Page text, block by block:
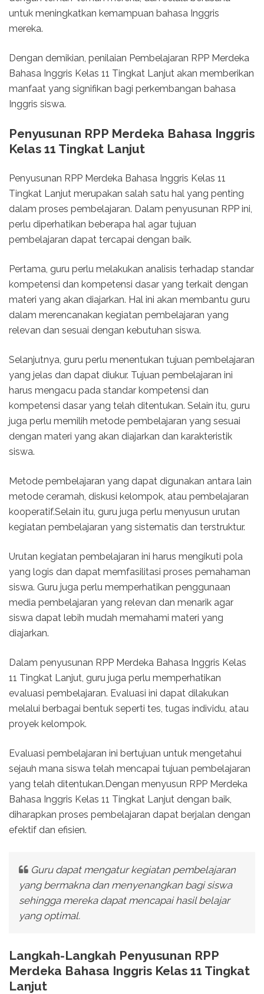
untuk meningkatkan kemampuan bahasa Inggris
mereka.
Dengan demikian, penilaian Pembelajaran RPP Merdeka
Bahasa Inggris Kelas 11 Tingkat Lanjut akan memberikan
manfaat yang signifikan bagi perkembangan bahasa
Inggris siswa.
Penyusunan RPP Merdeka Bahasa Inggris
Kelas 11 Tingkat Lanjut
Penyusunan RPP Merdeka Bahasa Inggris Kelas 11
Tingkat Lanjut merupakan salah satu hal yang penting
dalam proses pembelajaran. Dalam penyusunan RPP ini,
perlu diperhatikan beberapa hal agar tujuan
pembelajaran dapat tercapai dengan baik.
Pertama, guru perlu melakukan analisis terhadap standar
kompetensi dan kompetensi dasar yang terkait dengan
materi yang akan diajarkan. Hal ini akan membantu guru
dalam merencanakan kegiatan pembelajaran yang
relevan dan sesuai dengan kebutuhan siswa.
Selanjutnya, guru perlu menentukan tujuan pembelajaran
yang jelas dan dapat diukur. Tujuan pembelajaran ini
harus mengacu pada standar kompetensi dan
kompetensi dasar yang telah ditentukan. Selain itu, guru
juga perlu memilih metode pembelajaran yang sesuai
dengan materi yang akan diajarkan dan karakteristik
siswa.
Metode pembelajaran yang dapat digunakan antara lain
metode ceramah, diskusi kelompok, atau pembelajaran
kooperatif.Selain itu, guru juga perlu menyusun urutan
kegiatan pembelajaran yang sistematis dan terstruktur.
Urutan kegiatan pembelajaran ini harus mengikuti pola
yang logis dan dapat memfasilitasi proses pemahaman
siswa. Guru juga perlu memperhatikan penggunaan
media pembelajaran yang relevan dan menarik agar
siswa dapat lebih mudah memahami materi yang
diajarkan.
Dalam penyusunan RPP Merdeka Bahasa Inggris Kelas
11 Tingkat Lanjut, guru juga perlu memperhatikan
evaluasi pembelajaran. Evaluasi ini dapat dilakukan
melalui berbagai bentuk seperti tes, tugas individu, atau
proyek kelompok.
Evaluasi pembelajaran ini bertujuan untuk mengetahui
sejauh mana siswa telah mencapai tujuan pembelajaran
yang telah ditentukan.Dengan menyusun RPP Merdeka
Bahasa Inggris Kelas 11 Tingkat Lanjut dengan baik,
diharapkan proses pembelajaran dapat berjalan dengan
efektif dan efisien.
Guru dapat mengatur kegiatan pembelajaran
yang bermakna dan menyenangkan bagi siswa
sehingga mereka dapat mencapai hasil belajar
yang optimal.
Langkah-Langkah Penyusunan RPP
Merdeka Bahasa Inggris Kelas 11 Tingkat
Lanjut